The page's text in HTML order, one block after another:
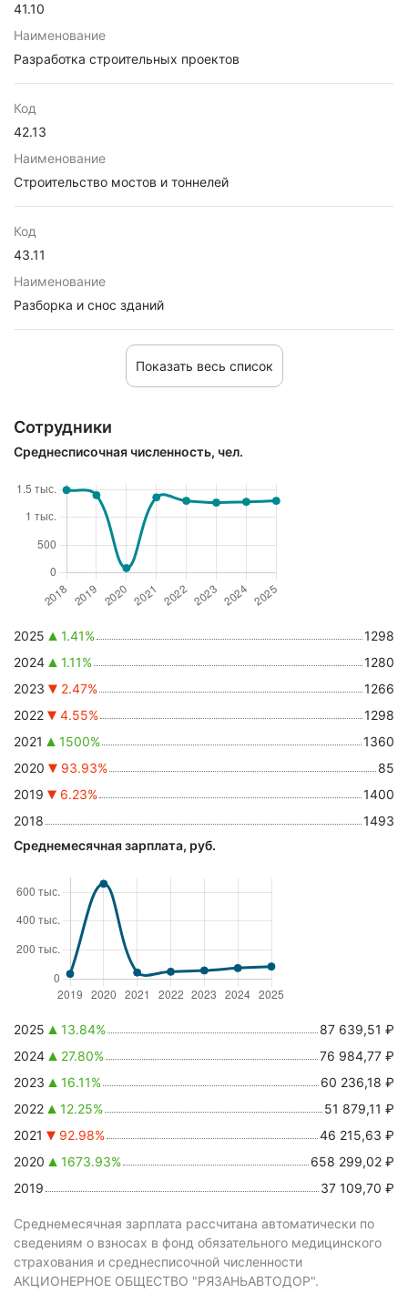
41.10
Наименование
Разработка строительных проектов
Код
42.13
Наименование
Строительство мостов и тоннелей
Код
43.11
Наименование
Разборка и снос зданий
Показать весь список
Сотрудники
Среднесписочная численность, чел.
2025 1.41%
1298
2024
1.11%
1280
2023
2.47%
1266
2022
4.55%
1298
2021
1500%
1360
2020
93.93%
85
2019
6.23%
1400
2018
1493
Среднемесячная зарплата, руб.
2025 13.84%
87 639,51 ₽
2024
27.80%
76 984,77 ₽
2023
16.11%
60 236,18 ₽
2022
12.25%
51 879,11 ₽
2021
92.98%
46 215,63 ₽
2020
1673.93%
658 299,02 ₽
2019
37 109,70 ₽
Среднемесячная зарплата рассчитана автоматически по
сведениям о взносах в фонд обязательного медицинского
страхования и среднесписочной численности
АКЦИОНЕРНОЕ ОБЩЕСТВО "РЯЗАНЬАВТОДОР".